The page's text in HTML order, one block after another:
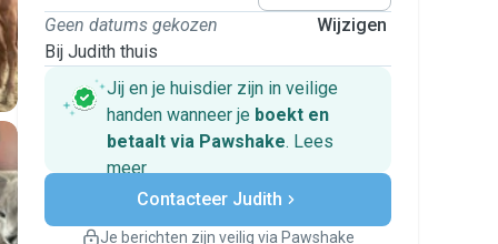
Geen datums gekozen
Bij Judith thuis
Wijzigen
Jij en je huisdier zijn in veilige
handen wanneer je boekt en
betaalt via Pawshake. Lees
meer
Veilig betalen
Hulp als plannen veranderen
Contacteer Judith
Je berichten zijn veilig via Pawshake